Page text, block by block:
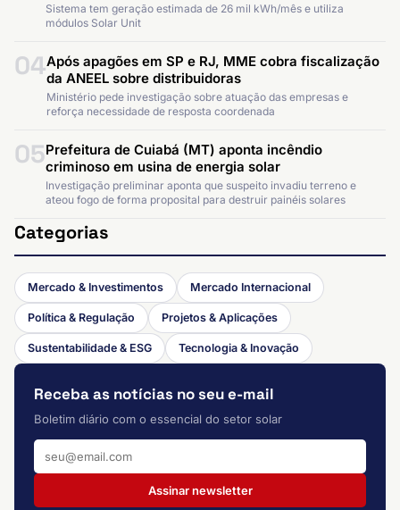
Sistema tem geração estimada de 26 mil kWh/mês e utiliza
módulos Solar Unit
04Após apagões em SP e RJ, MME cobra fiscalização
da ANEEL sobre distribuidoras
Ministério pede investigação sobre atuação das empresas e
reforça necessidade de resposta coordenada
05Prefeitura de Cuiabá (MT) aponta incêndio
criminoso em usina de energia solar
Investigação preliminar aponta que suspeito invadiu terreno e
ateou fogo de forma proposital para destruir painéis solares
Categorias
Mercado & Investimentos Mercado Internacional
Política & Regulação Projetos & Aplicações
Sustentabilidade & ESG Tecnologia & Inovação
Receba as notícias no seu e-mail
Boletim diário com o essencial do setor solar
Assinar newsletter